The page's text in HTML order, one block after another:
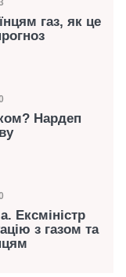
газ, як це
Нардеп
Ексміністр
з газом та